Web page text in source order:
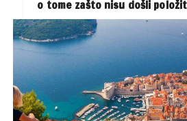
o tome zašto nisu došli